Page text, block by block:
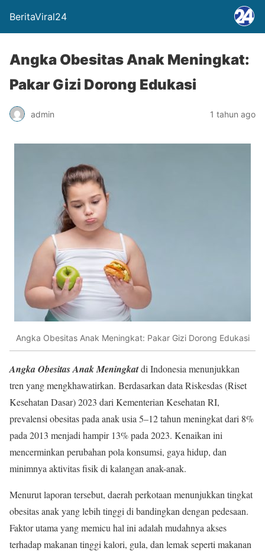
BeritaViral24
Angka Obesitas Anak Meningkat:
Pakar Gizi Dorong Edukasi
admin 1 tahun ago
Angka Obesitas Anak Meningkat: Pakar Gizi Dorong Edukasi
Angka Obesitas Anak Meningkatdi Indonesia menunjukkan
tren yang mengkhawatirkan. Berdasarkan data Riskesdas (Riset
Kesehatan Dasar) 2023 dari Kementerian Kesehatan RI,
prevalensi obesitas pada anak usia 5–12 tahun meningkat dari 8%
pada 2013 menjadi hampir 13% pada 2023. Kenaikan ini
mencerminkan perubahan pola konsumsi, gaya hidup, dan
minimnya aktivitas fisik di kalangan anak-anak.
Menurut laporan tersebut, daerah perkotaan menunjukkan tingkat
obesitas anak yang lebih tinggi di bandingkan dengan pedesaan.
Faktor utama yang memicu hal ini adalah mudahnya akses
terhadap makanan tinggi kalori, gula, dan lemak seperti makanan